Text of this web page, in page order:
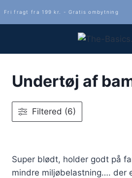
Fri fragt fra 199 kr. - Gratis ombytning
Undertøj af
Filtered (6)
Super blødt, holder godt på
mindre miljøbelastning…. der